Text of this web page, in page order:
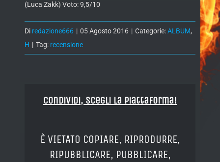
(Luca Zakk) Voto: 9,5/10
Di redazione666 | 05 Agosto 2016 | Categorie:ALBUM,
H | Tag: recensione
Condividi, Scegli la piattaforma!
È VIETATO COPIARE, RIPRODURRE,
RIPUBBLICARE, PUBBLICARE,